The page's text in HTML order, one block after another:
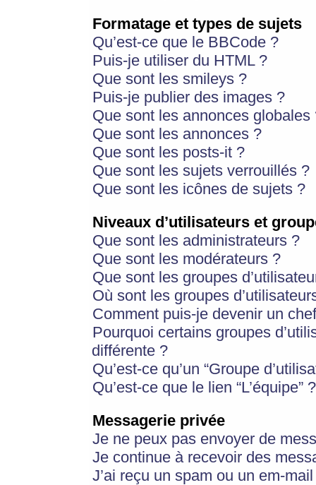
Formatage et types de sujets
Qu’est-ce que le BBCode ?
Puis-je utiliser du HTML ?
Que sont les smileys ?
Puis-je publier des images ?
Que sont les annonces globales
Que sont les annonces ?
Que sont les posts-it ?
Que sont les sujets verrouillés ?
Que sont les icônes de sujets ?
Niveaux d’utilisateurs et
Que sont les administrateurs ?
Que sont les modérateurs ?
Que sont les groupes
Où sont les groupes
Comment puis-je devenir un
Pourquoi certains groupes
différente ?
Qu’est-ce qu’un “Groupe
Qu’est-ce que le lien “L’équipe” ?
Messagerie privée
Je ne peux pas envoyer de
Je continue à recevoir des
J’ai reçu un spam ou un em-